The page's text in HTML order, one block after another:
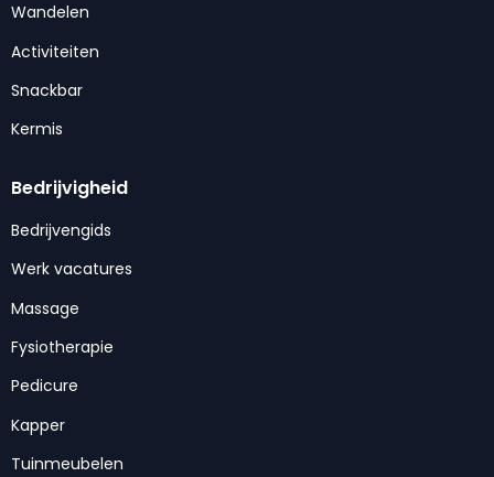
Wandelen
Activiteiten
Snackbar
Kermis
Bedrijvigheid
Bedrijvengids
Werk vacatures
Massage
Fysiotherapie
Pedicure
Kapper
Tuinmeubelen